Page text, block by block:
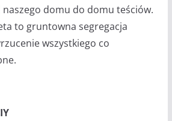
naszego domu do domu teściów.
to gruntowna segregacja
wszystkiego co